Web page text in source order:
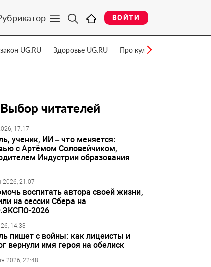
ВОЙТИ
UG.RU Здоровье UG.RU Про культуру UG.RU
Выбор читателей
17:17
ученик, ИИ – что меняется:
с Артёмом Соловейчиком,
Индустрии образования
2026, 21:07
воспитать автора своей жизни,
на сессии Сбера на
2026
14:33
пишет с войны: как лицеисты и
вернули имя героя на обелиск
2026, 22:48